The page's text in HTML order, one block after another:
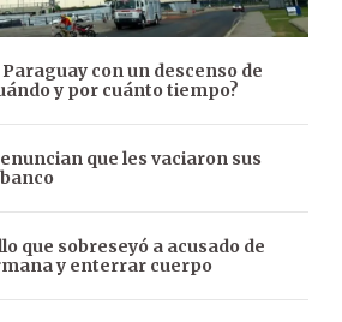
con un descenso de
y por cuánto tiempo?
que les vaciaron sus
que sobreseyó a acusado de
y enterrar cuerpo